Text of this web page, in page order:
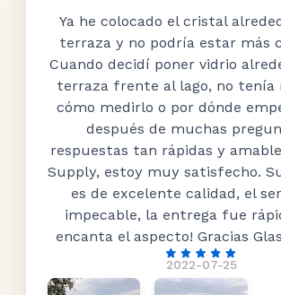
2022-07-25
Ya he colocado el cristal
terraza y no podría estar más
Cuando decidí poner vidrio
terraza frente al lago, no tenía
cómo medirlo o por dónde
después de muchas
respuestas tan rápidas y
Supply, estoy muy satisfecho.
es de excelente calidad, el
impecable, la entrega fue
encanta el aspecto! Gracias